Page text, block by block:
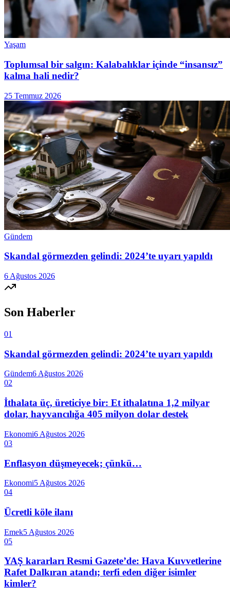
Yaşam
Toplumsal bir salgın: Kalabalıklar içinde “insansız”
kalma hali nedir?
25 Temmuz 2026
Gündem
Skandal görmezden gelindi: 2024’te uyarı yapıldı
6 Ağustos 2026
Son Haberler
01
Skandal görmezden gelindi: 2024’te uyarı yapıldı
Gündem6 Ağustos 2026
02
İthalata üç, üreticiye bir: Et ithalatına 1,2 milyar
dolar, hayvancılığa 405 milyon dolar destek
Ekonomi6 Ağustos 2026
03
Enflasyon düşmeyecek; çünkü…
Ekonomi5 Ağustos 2026
04
Ücretli köle ilanı
Emek5 Ağustos 2026
05
YAŞ kararları Resmi Gazete’de: Hava Kuvvetlerine
Rafet Dalkıran atandı; terfi eden diğer isimler
kimler?